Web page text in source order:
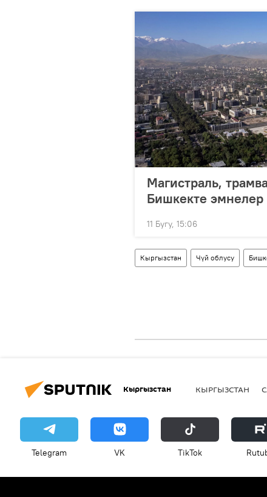
Магистраль,
Бишкекте эмнелер
11 Бугу, 15:06
Кыргызстан Чүй облусу
Кыргызстан КЫРГЫЗСТАН
Telegram VK ТikТоk